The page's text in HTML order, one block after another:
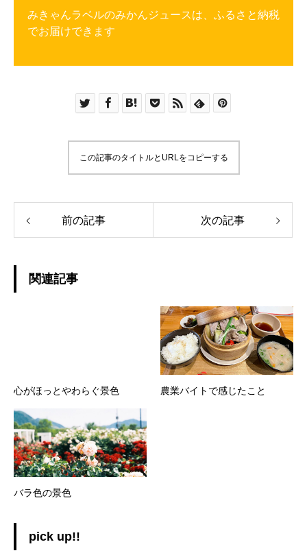
みきゃんラベルのみかんジュースは、ふるさと納税
でお届けできます
この記事のタイトルとURLをコピーする
前の記事 次の記事
関連記事
心がほっとやわらぐ景色 農業バイトで感じたこと
バラ色の景色
pick up!!